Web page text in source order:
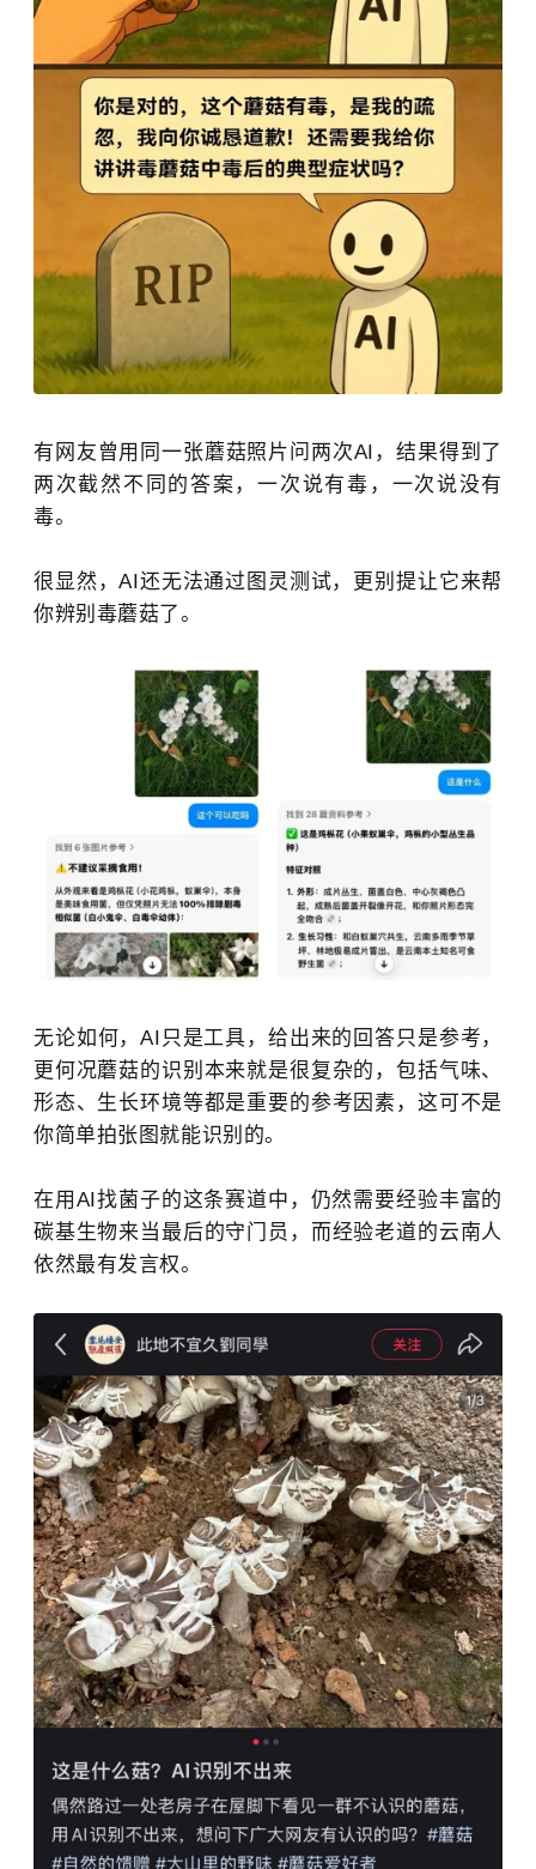
有网友曾用同一张蘑菇照片问两次AI，结果得到了
两次截然不同的答案，一次说有毒，一次说没有
毒。
很显然，AI还无法通过 图灵测试，更别提让它来帮
你辨别毒蘑菇了。
无论如何，AI只是工具，给出来的回答只是参考，
更何况蘑菇的识别本来就是很复杂的，包括气味、
形态、生长环境等都是重要的参考因素，这可不是
你简单拍张图就能识别的。
在用AI找菌子的这条赛道中，仍然需要经验丰富的
碳基生物来当最后的守门员，而经验老道的云南人
依然最有发言权。